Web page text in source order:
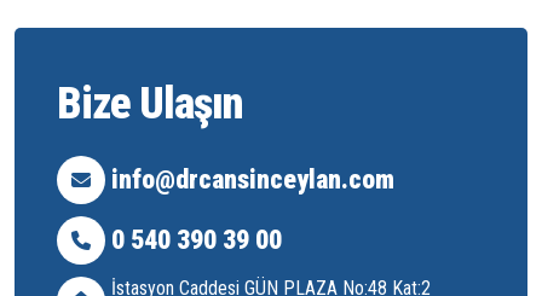
Bize Ulaşın
info@drcansinceylan.com
0 540 390 39 00
İstasyon Caddesi GÜN PLAZA No:48 Kat:2